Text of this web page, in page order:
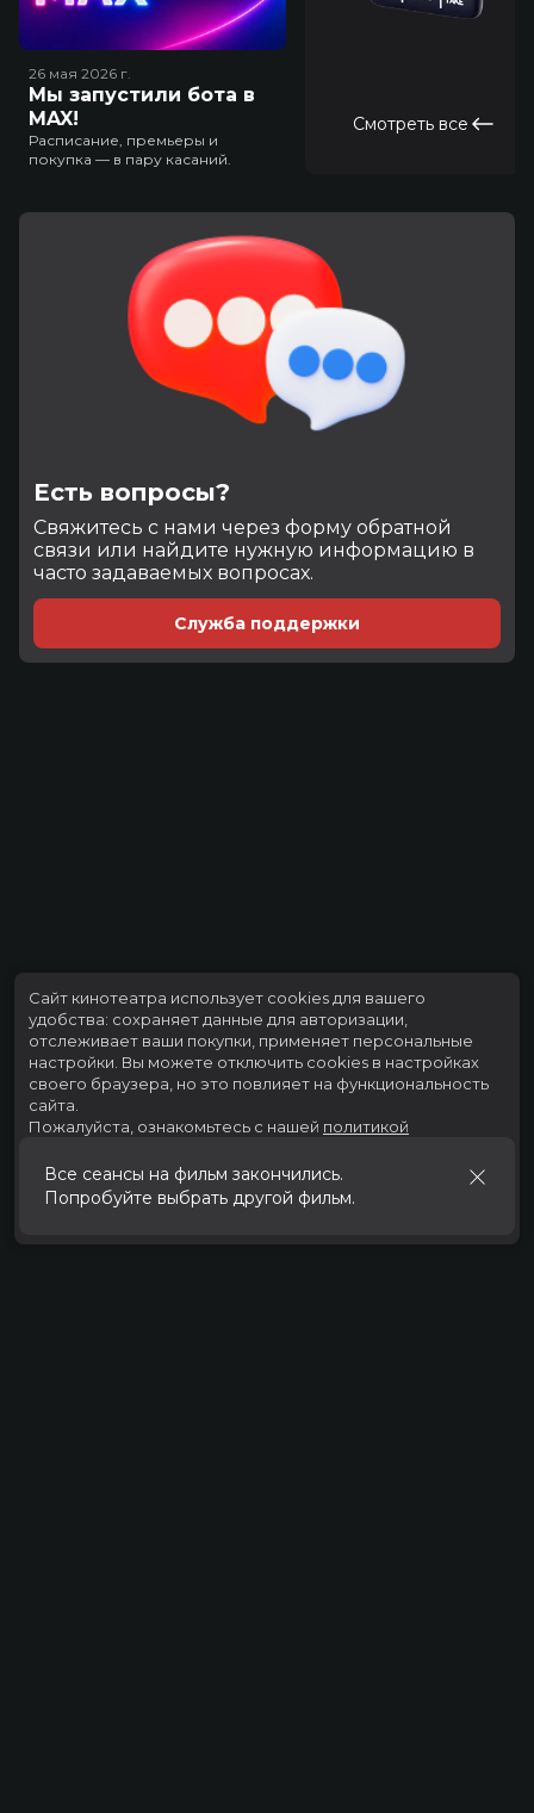
26 мая 2026 г.
Мы запустили бота в
MAX!
Расписание, премьеры и
покупка — в пару касаний.
Смотреть все
Есть вопросы?
Cвяжитесь с нами через форму обратной
связи или найдите нужную информацию в
часто задаваемых вопросах.
Служба поддержки
Все сеансы на фильм закончились.
Попробуйте выбрать другой фильм.
Сайт кинотеатра использует cookies для вашего
удобства: сохраняет данные для авторизации,
отслеживает ваши покупки, применяет персональные
настройки. Вы можете отключить cookies в настройках
своего браузера, но это повлияет на функциональность
сайта.
Пожалуйста, ознакомьтесь с нашей политикой
Принять